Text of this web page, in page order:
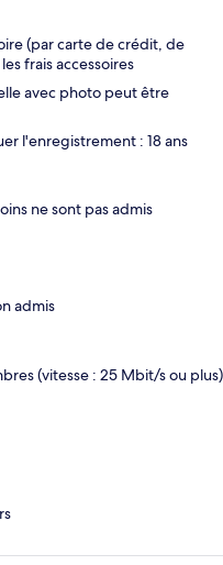
(par carte de crédit, de
frais accessoires
avec photo peut être
l'enregistrement : 18 ans
ne sont pas admis
admis
(vitesse : 25 Mbit/s ou plus)